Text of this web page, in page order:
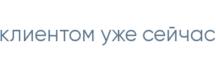
уже сейчас